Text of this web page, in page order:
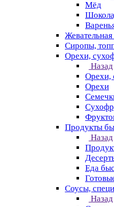
Мёд
Сиропы,
Орехи,
Назад
Орехи,
Орехи
Продукты
Назад
Еда
Соусы,
Назад